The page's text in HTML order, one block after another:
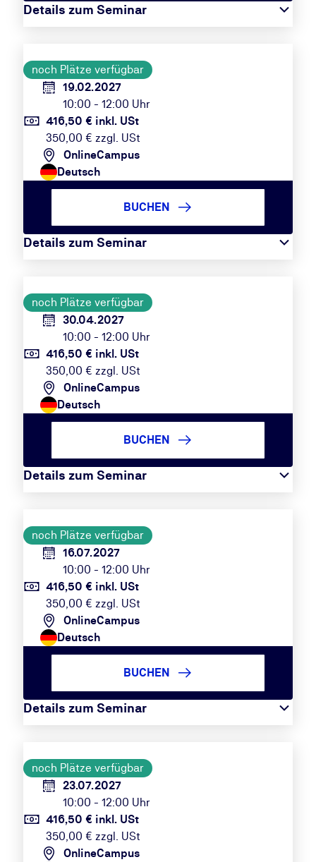
Details zum Seminar
noch Plätze verfügbar
19.02.2027
10:00 - 12:00 Uhr
416,50 € inkl. USt
350,00 € zzgl. USt
OnlineCampus
Deutsch
Details zum Seminar
BUCHEN
noch Plätze verfügbar
30.04.2027
10:00 - 12:00 Uhr
416,50 € inkl. USt
350,00 € zzgl. USt
OnlineCampus
Deutsch
Details zum Seminar
BUCHEN
noch Plätze verfügbar
16.07.2027
10:00 - 12:00 Uhr
416,50 € inkl. USt
350,00 € zzgl. USt
OnlineCampus
Deutsch
Details zum Seminar
BUCHEN
noch Plätze verfügbar
23.07.2027
10:00 - 12:00 Uhr
416,50 € inkl. USt
350,00 € zzgl. USt
OnlineCampus